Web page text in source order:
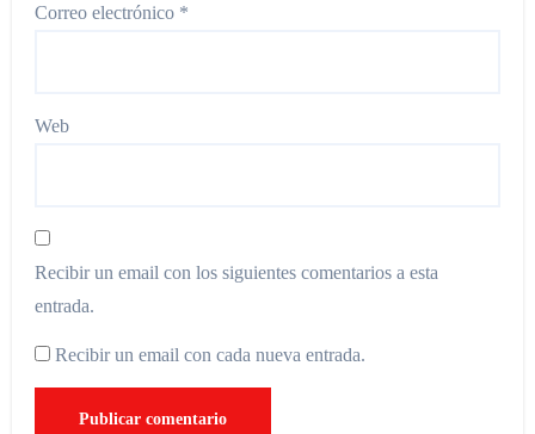
Correo electrónico *
Web
Recibir un email con los siguientes comentarios a esta
entrada.
Recibir un email con cada nueva entrada.